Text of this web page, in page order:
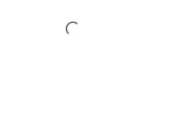
Loading...